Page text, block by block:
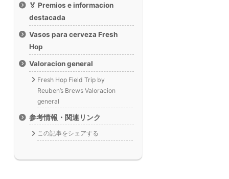
🏅 Premios e informacion
destacada
Vasos para cerveza Fresh
Hop
Valoracion general
Fresh Hop Field Trip by
Reuben’s Brews Valoracion
general
参考情報・関連リンク
この記事をシェアする